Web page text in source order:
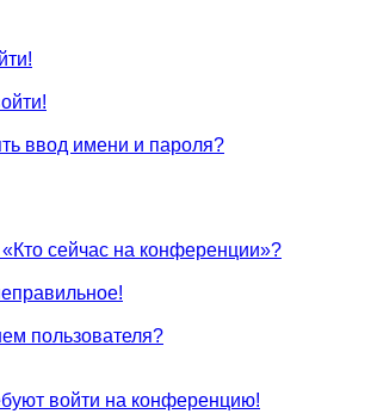
ввод имени и пароля?
сейчас на конференции»?
пользователя?
войти на конференцию!